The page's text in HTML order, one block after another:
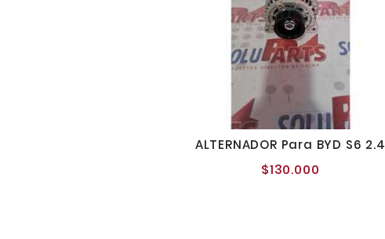
ALTERNADOR Para BYD S6 2.4
$130.000